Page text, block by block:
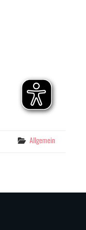
Categories
Allgemein